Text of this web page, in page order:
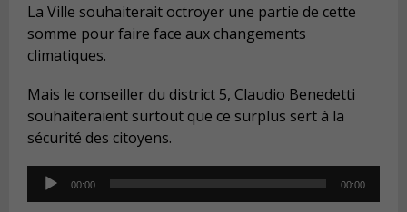
La Ville souhaiterait octroyer une partie de cette
somme pour faire face aux changements
climatiques.
Mais le conseiller du district 5, Claudio Benedetti
souhaiteraient surtout que ce surplus sert à la
sécurité des citoyens.
Audio
Player
00:00 00:00